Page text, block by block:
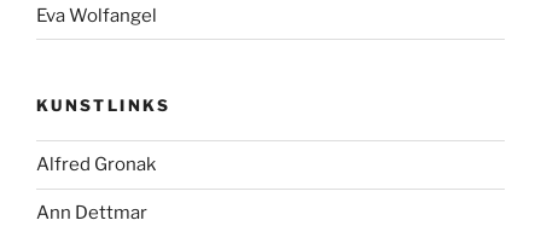
Eva Wolfangel
KUNSTLINKS
Alfred Gronak
Ann Dettmar